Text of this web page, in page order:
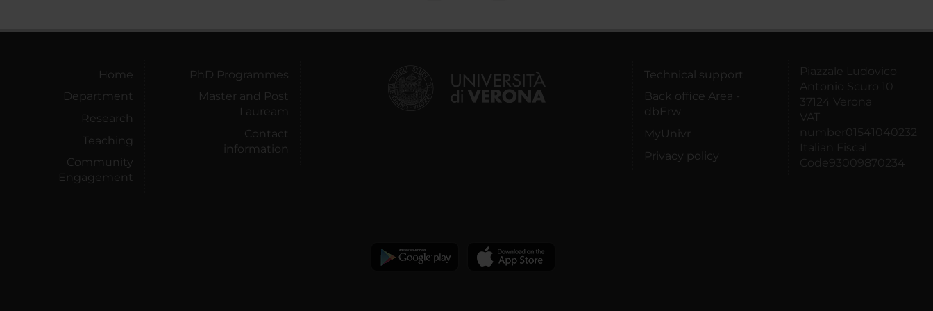
Home
Department
Research
Teaching
Community
Engagement
PhD Programmes
Master and Post
Lauream
Contact
information
Technical support
Back office Area -
dbErw
MyUnivr
Privacy policy
Piazzale Ludovico
Antonio Scuro 10
37124 Verona
VAT
number01541040232
Italian Fiscal
Code93009870234